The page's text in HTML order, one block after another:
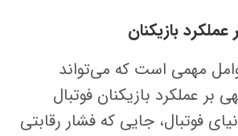
مهمی است که می‌تواند
بر عملکرد بازیکنان فوتبال
فوتبال، جایی که فشار رقابتی